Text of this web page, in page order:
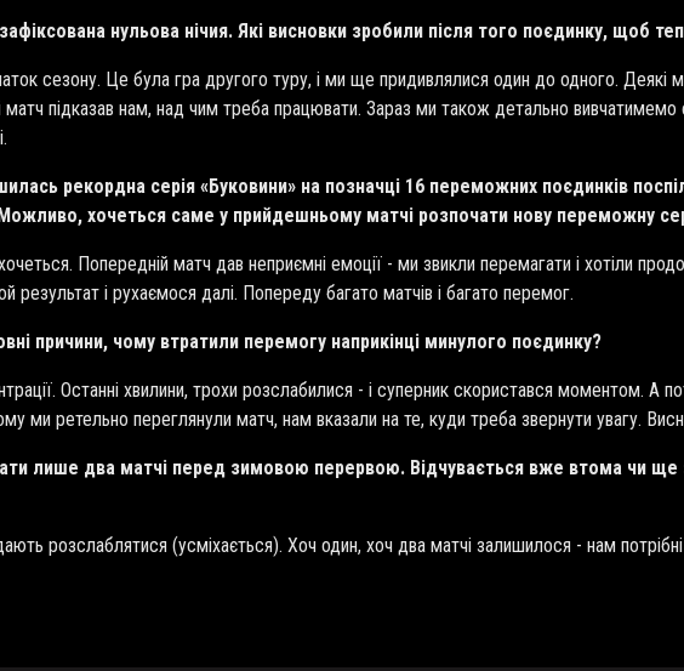
нульова нічия. Які висновки зробили після того поєдинку, щоб
сезону. Це була гра другого туру, і ми ще придивлялися один до одного. Деякі
підказав нам, над чим треба працювати. Зараз ми також детально вивчатимемо
рекордна серія «Буковини» на позначці 16 переможних поєдинків
хочеться саме у прийдешньому матчі розпочати нову переможну
Попередній матч дав неприємні емоції - ми звикли перемагати і хотіли
і рухаємося далі. Попереду багато матчів і багато перемог.
причини, чому втратили перемогу наприкінці минулого поєдинку?
Останні хвилини, трохи розслабилися - і суперник скористався моментом. А
ми ретельно переглянули матч, нам вказали на те, куди треба звернути увагу.
лише два матчі перед зимовою перервою. Відчувається вже втома чи ще
розслаблятися (усміхається). Хоч один, хоч два матчі залишилося - нам